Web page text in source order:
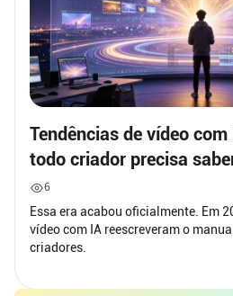
Tendências de vídeo
todo criador precisa
6
Essa era acabou oficialmente. Em
vídeo com IA reescreveram o
criadores.